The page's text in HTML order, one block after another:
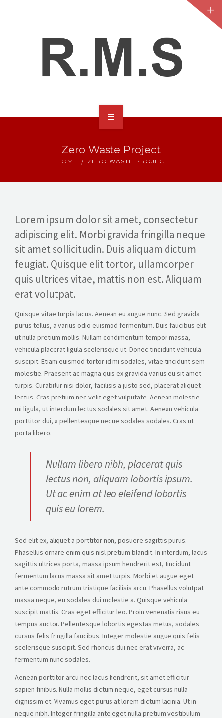
CALL US
Zero Waste Project
HOME ZERO WASTE PROJECT
Lorem ipsum dolor sit amet, consectetur
adipiscing elit. Morbi gravida fringilla neque
sit amet sollicitudin. Duis aliquam dictum
feugiat. Quisque elit tortor, ullamcorper
quis ultrices vitae, mattis non est. Aliquam
erat volutpat.
Quisque vitae turpis lacus. Aenean eu augue nunc. Sed gravida
purus tellus, a varius odio euismod fermentum. Duis faucibus elit
ut nulla pretium mollis. Nullam condimentum tempor massa,
vehicula placerat ligula scelerisque ut. Donec tincidunt vehicula
suscipit. Etiam euismod tortor id mi sodales, vitae tincidunt sem
molestie. Praesent ac magna quis ex gravida varius eu sit amet
turpis. Curabitur nisi dolor, facilisis a justo sed, placerat aliquet
lectus. Cras pretium nec velit eget vulputate. Aenean molestie
mi ligula, ut interdum lectus sodales sit amet. Aenean vehicula
porttitor dui, a pellentesque neque sodales sodales. Cras ut
porta libero.
Nullam libero nibh, placerat quis
lectus non, aliquam lobortis ipsum.
Ut ac enim at leo eleifend lobortis
quis eu lorem.
Sed elit ex, aliquet a porttitor non, posuere sagittis purus.
Phasellus ornare enim quis nisl pretium blandit. In interdum, lacus
sagittis ultrices porta, massa ipsum hendrerit est, tincidunt
fermentum lacus massa sit amet turpis. Morbi et augue eget
ante commodo rutrum tristique facilisis arcu. Phasellus volutpat
massa neque, eu sodales dui molestie a. Quisque vehicula
suscipit mattis. Cras eget efficitur leo. Proin venenatis risus eu
tempus auctor. Pellentesque lobortis egestas metus, sodales
cursus felis fringilla faucibus. Integer molestie augue quis felis
scelerisque suscipit. Sed rhoncus dui nec erat viverra, ac
fermentum nunc sodales.
Aenean porttitor arcu nec lacus hendrerit, sit amet efficitur
sapien finibus. Nulla mollis dictum neque, eget cursus nulla
dignissim et. Vivamus eget purus at lorem dictum lacinia. Ut in
neque nibh. Integer fringilla ante eget nulla pretium vestibulum